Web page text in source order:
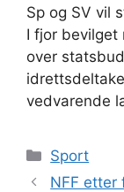
Sp og SV vil
I fjor bevilget
over
vedvarende
Kategorier
Sport
NFF etter